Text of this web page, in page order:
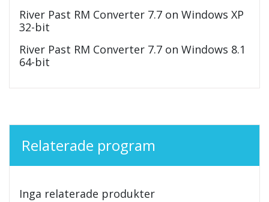
River Past RM Converter 7.7 on Windows XP
32-bit
River Past RM Converter 7.7 on Windows 8.1
64-bit
Relaterade program
Inga relaterade produkter